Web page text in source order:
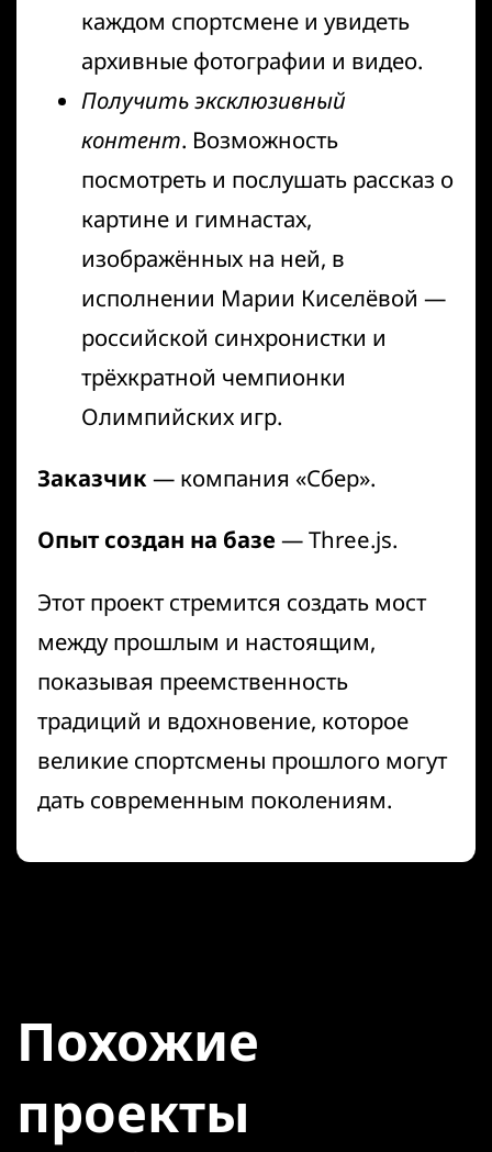
каждом спортсмене и увидеть
архивные фотографии и видео.
Получить эксклюзивный
контент. Возможность
посмотреть и послушать рассказ о
картине и гимнастах,
изображённых на ней, в
исполнении Марии Киселёвой —
российской синхронистки и
трёхкратной чемпионки
Олимпийских игр.
Заказчик— компания «Сбер».
Опыт создан на базе — Three.js.
Этот проект стремится создать мост
между прошлым и настоящим,
показывая преемственность
традиций и вдохновение, которое
великие спортсмены прошлого могут
дать современным поколениям.
Похожие
проекты